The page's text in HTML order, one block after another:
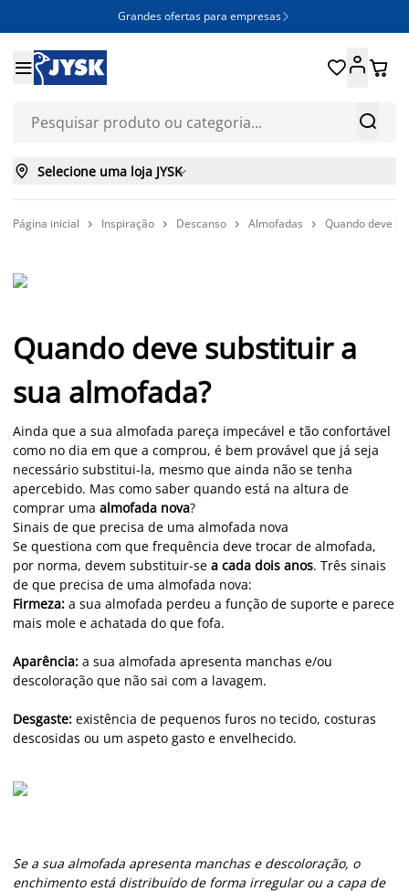
Grandes ofertas para empresas 


 
 Selecione uma loja JYSK
Página inicial  Inspiração  Descanso  Almofadas  Quando deve
Quando deve substituir a
sua almofada?
Ainda que a sua almofada pareça impecável e tão confortável
como no dia em que a comprou, é bem provável que já seja
necessário substitui-la, mesmo que ainda não se tenha
apercebido. Mas como saber quando está na altura de
comprar uma almofada nova?
Sinais de que precisa de uma almofada nova
Se questiona com que frequência deve trocar de almofada,
por norma, devem substituir-se a cada dois anos. Três sinais
de que precisa de uma almofada nova:
Firmeza: a sua almofada perdeu a função de suporte e parece
mais mole e achatada do que fofa.
Aparência: a sua almofada apresenta manchas e/ou
descoloração que não sai com a lavagem.
Desgaste: existência de pequenos furos no tecido, costuras
descosidas ou um aspeto gasto e envelhecido.
Se a sua almofada apresenta manchas e descoloração, o
enchimento está distribuído de forma irregular ou a capa de